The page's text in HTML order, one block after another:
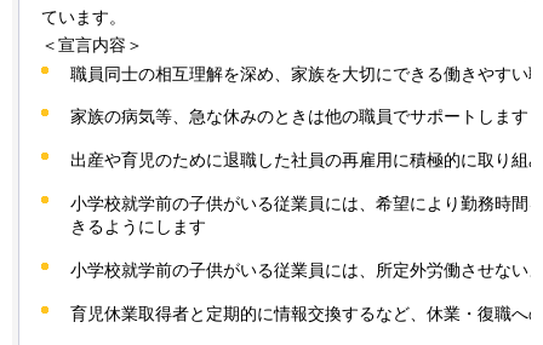
ています。
＜宣言内容＞
職員同士の相互理解を深め、家族を大切にできる働きやすい
家族の病気等、急な休みのときは他の職員でサポートします
出産や育児のために退職した社員の再雇用に積極的に取り組
小学校就学前の子供がいる従業員には、希望により勤務時間
きるようにします
小学校就学前の子供がいる従業員には、所定外労働させない
育児休業取得者と定期的に情報交換するなど、休業・復職へ